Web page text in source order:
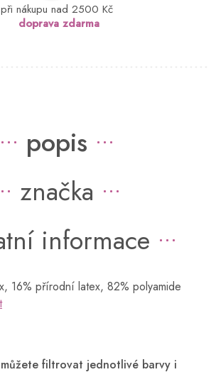
při nákupu nad 2500 Kč
doprava zdarma
popis
značka
informace
16% přírodní latex, 82% polyamide
filtrovat jednotlivé barvy i